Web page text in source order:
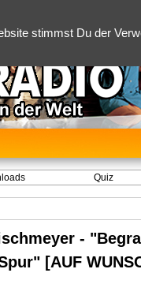
stimmst Du der
Quiz
-
[AUF